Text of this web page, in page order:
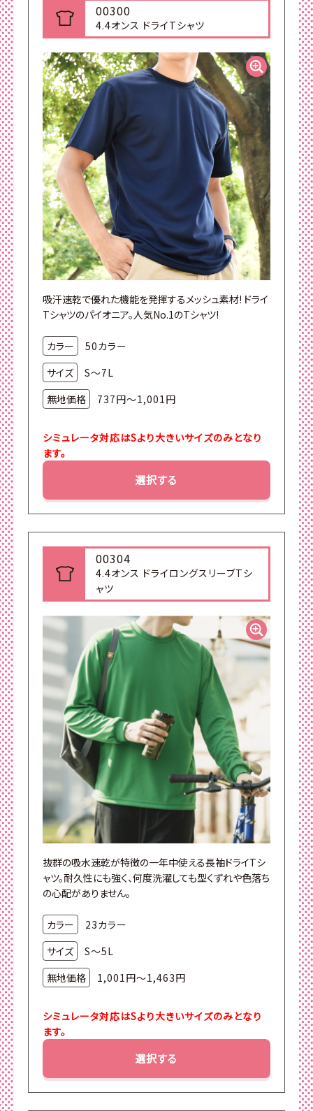
00300
4.4オンス ドライTシャツ
吸汗速乾で優れた機能を発揮するメッシュ素材! ドライ
Tシャツのパイオニア。人気No.1のTシャツ!
カラー
50カラー
サイズ
S～7L
無地価格
737円～1,001円
シミュレータ対応はSより大きいサイズのみとなり
ます。
選択する
00304
4.4オンス ドライロングスリーブTシ
ャツ
抜群の吸水速乾が特徴の一年中使える長袖ドライTシ
ャツ。耐久性にも強く、何度洗濯しても型くずれや色落ち
の心配がありません。
カラー
23カラー
サイズ
S～5L
無地価格
1,001円～1,463円
シミュレータ対応はSより大きいサイズのみとなり
ます。
選択する